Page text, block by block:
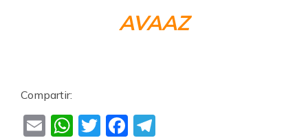
AVAAZ
Compartir:
EmailWhatsApp
TwitterFacebook